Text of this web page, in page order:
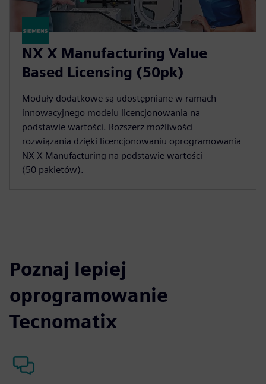
NX X Manufacturing Value
Based Licensing (50pk)
Moduły dodatkowe są udostępniane w ramach
innowacyjnego modelu licencjonowania na
podstawie wartości. Rozszerz możliwości
rozwiązania dzięki licencjonowaniu oprogramowania
NX X Manufacturing na podstawie wartości
(50 pakietów).
Poznaj lepiej
oprogramowanie
Tecnomatix